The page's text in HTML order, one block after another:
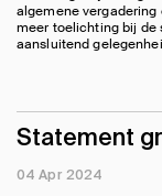
algemene
meer toelichting bij de
aansluitend
Statement
04 Apr 2024